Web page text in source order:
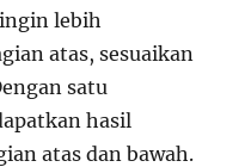
lebih
atas, sesuaikan
satu
hasil
atas dan bawah.